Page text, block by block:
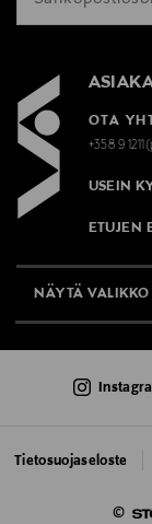
OTA
+358 9
USEIN
ETUJEN
NÄYTÄ VALIKKO
AJANKOHTAISTA
©
Tietosuojaseloste